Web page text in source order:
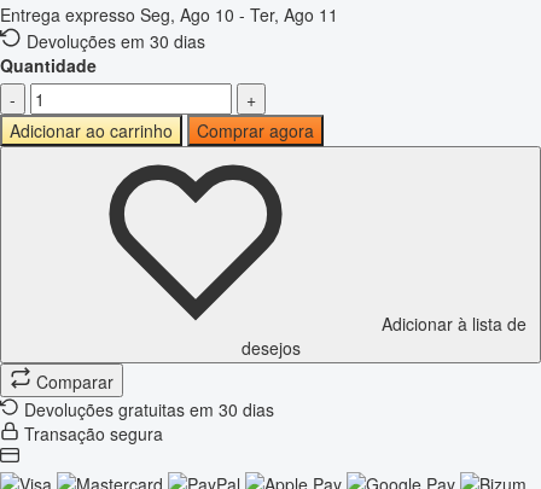
Entrega expresso Seg, Ago 10 - Ter, Ago 11
Devoluções em 30 dias
Quantidade
-
+
Adicionar ao carrinho
Comprar agora
Adicionar à lista de
desejos
Comparar
Devoluções gratuitas em 30 dias
Transação segura